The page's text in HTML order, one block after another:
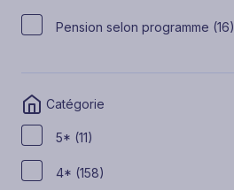
Pension selon programme (16)
Catégorie
5* (11)
4* (158)